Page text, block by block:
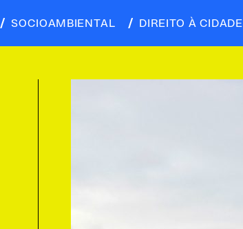
SOCIOAMBIENTAL DIREITO À CIDADE